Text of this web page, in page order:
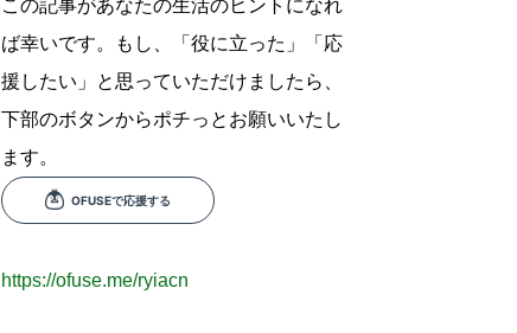
この記事があなたの生活のヒントになれ
ば幸いです。もし、「役に立った」「応
援したい」と思っていただけましたら、
下部のボタンからポチっとお願いいたし
ます。
https://ofuse.me/ryiacn